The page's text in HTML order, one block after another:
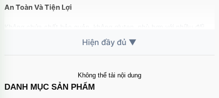
An Toàn Và Tiện Lợi
Không chứa chất bảo quản, không gluten, phù hợp với nhiều đối
tượng sử dụng, kể cả người ăn chay.
Không thể tải nội dung
DANH MỤC SẢN PHẨM